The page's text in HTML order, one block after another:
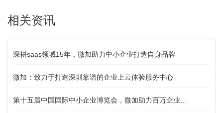
相关资讯
深耕saas领域15年，微加助力中小企业打造自身品牌
微加：致力于打造深圳靠谱的企业上云体验服务中心